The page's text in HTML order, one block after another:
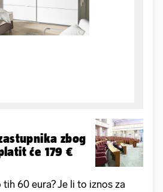
zbog
će 179 €
60 eura? Je li to iznos za